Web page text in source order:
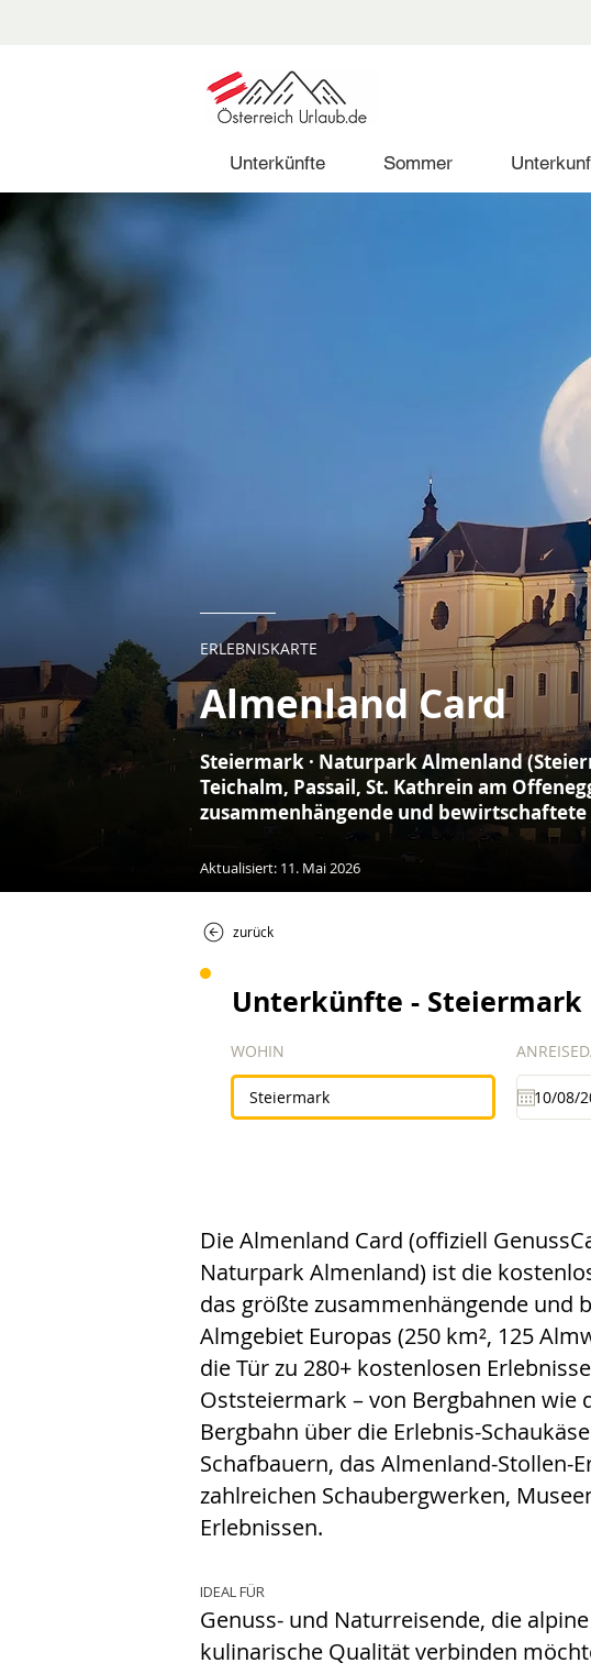
Unterkünfte Sommer
ERLEBNISKARTE
Almenland Card
Steiermark · Naturpark Almenland
Teichalm, Passail, St. Kathrein am
zusammenhängende und
Aktualisiert: 11. Mai 2026
zurück
Unterkünfte - Steiermark
WOHIN
Die Almenland Card (offiziell
Naturpark Almenland) ist die
das größte zusammenhängende und
Almgebiet Europas (250 km², 125
die Tür zu 280+ kostenlosen
Oststeiermark – von Bergbahnen wie
Bergbahn über die Erlebnis-
Schafbauern, das Almenland-Stollen-
zahlreichen Schaubergwerken,
Erlebnissen.
IDEAL FÜR
Genuss- und Naturreisende, die
kulinarische Qualität verbinden